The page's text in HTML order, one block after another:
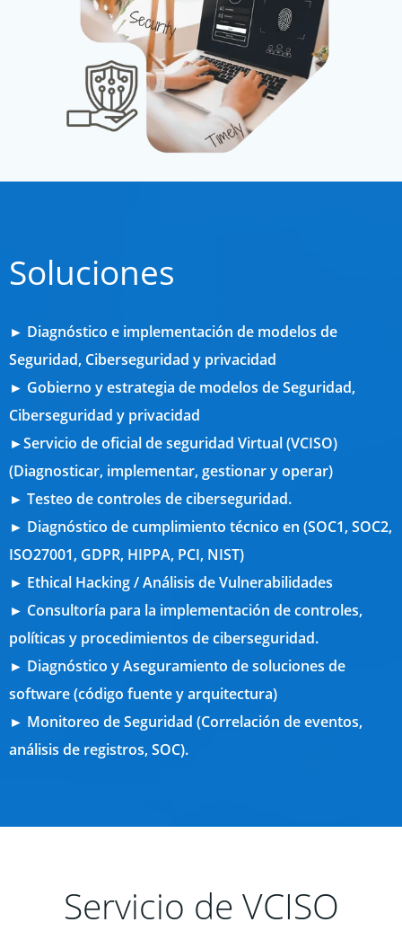
Soluciones
► Diagnóstico e implementación de modelos de
Seguridad, Ciberseguridad y privacidad
► Gobierno y estrategia de modelos de Seguridad,
Ciberseguridad y privacidad
►Servicio de oficial de seguridad Virtual (VCISO)
(Diagnosticar, implementar, gestionar y operar)
► Testeo de controles de ciberseguridad.
► Diagnóstico de cumplimiento técnico en (SOC1, SOC2,
ISO27001, GDPR, HIPPA, PCI, NIST)
► Ethical Hacking / Análisis de Vulnerabilidades
► Consultoría para la implementación de controles,
políticas y procedimientos de ciberseguridad.
► Diagnóstico y Aseguramiento de soluciones de
software (código fuente y arquitectura)
► Monitoreo de Seguridad (Correlación de eventos,
análisis de registros, SOC).
Servicio de VCISO